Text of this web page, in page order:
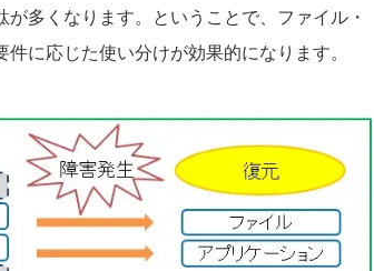
多くなります。ということで、ファイル・
に応じた使い分けが効果的になります。